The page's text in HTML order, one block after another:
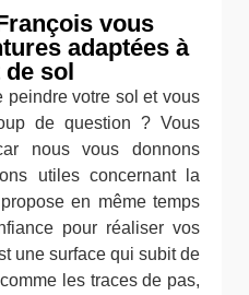
vous
adaptées à
sol
peindre votre sol et vous
de question ? Vous
nous vous donnons
utiles concernant la
en même temps
pour réaliser vos
une surface qui subit de
les traces de pas,